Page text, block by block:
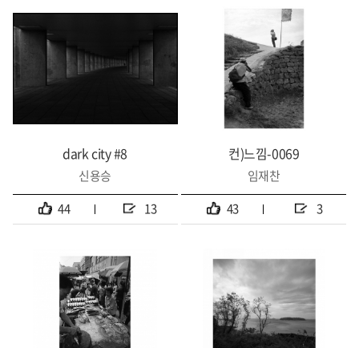
dark city #8
신용승
44
13
컨)느낌-0069
임재찬
43
3